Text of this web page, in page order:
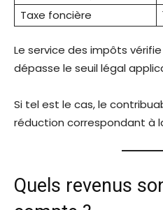
Taxe foncière
Le service des impôts
dépasse le seuil légal
Si tel est le cas, le
réduction correspondant à
Quels revenus